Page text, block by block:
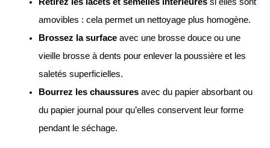
amovibles : cela permet un nettoyage plus homogène.
Brossez la surfaceavec une brosse douce ou une
vieille brosse à dents pour enlever la poussière et les
saletés superficielles.
Bourrez les chaussuresavec du papier absorbant ou
du papier journal pour qu’elles conservent leur forme
pendant le séchage.